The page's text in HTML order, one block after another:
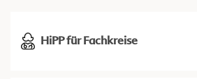
HiPP für Fachkreise